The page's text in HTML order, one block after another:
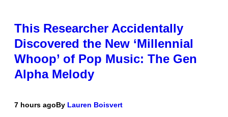
This Researcher Accidentally
Discovered the New ‘Millennial
Whoop’ of Pop Music: The Gen
Alpha Melody
7 hours agoBy Lauren Boisvert